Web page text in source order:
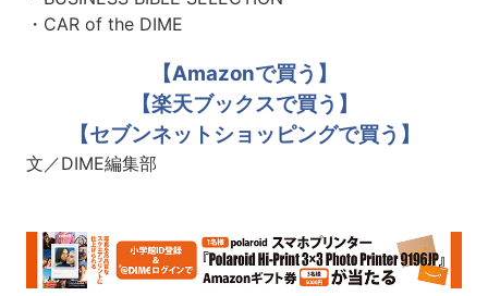
・CAR of the DIME
【Amazonで買う】
【楽天ブックスで買う】
【セブンネットショッピングで買う】
文／DIME編集部